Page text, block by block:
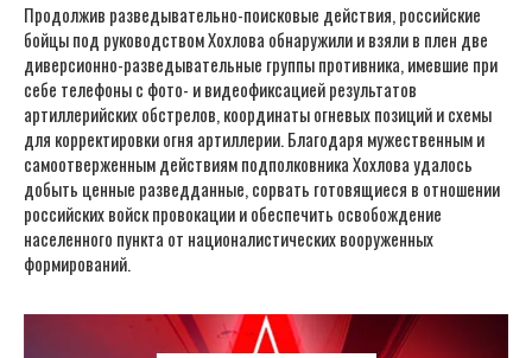
Продолжив разведывательно-поисковые действия, российские
бойцы под руководством Хохлова обнаружили и взяли в плен две
диверсионно-разведывательные группы противника, имевшие при
себе телефоны с фото- и видеофиксацией результатов
артиллерийских обстрелов, координаты огневых позиций и схемы
для корректировки огня артиллерии. Благодаря мужественным и
самоотверженным действиям подполковника Хохлова удалось
добыть ценные разведданные, сорвать готовящиеся в отношении
российских войск провокации и обеспечить освобождение
населенного пункта от националистических вооруженных
формирований.